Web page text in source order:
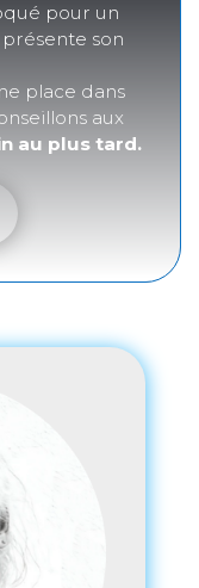
pour un
son
place dans
aux
au plus tard.